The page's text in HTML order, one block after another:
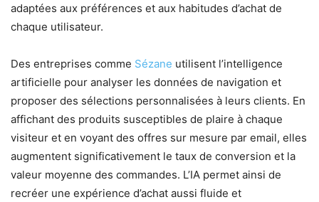
adaptées aux préférences et aux habitudes d’achat de
chaque utilisateur.
Des entreprises comme Sézane utilisent l’intelligence
artificielle pour analyser les données de navigation et
proposer des sélections personnalisées à leurs clients. En
affichant des produits susceptibles de plaire à chaque
visiteur et en voyant des offres sur mesure par email, elles
augmentent significativement le taux de conversion et la
valeur moyenne des commandes. L’IA permet ainsi de
recréer une expérience d’achat aussi fluide et